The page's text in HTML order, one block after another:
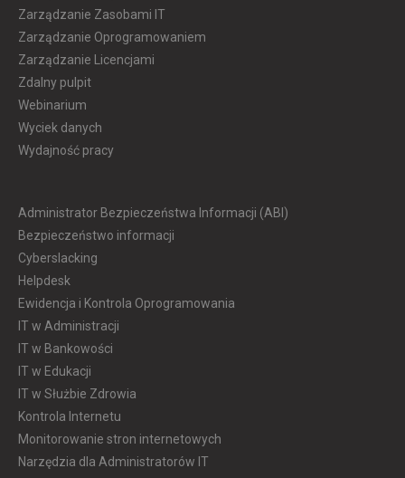
Zarządzanie Zasobami IT
Zarządzanie Oprogramowaniem
Zarządzanie Licencjami
Zdalny pulpit
Webinarium
Wyciek danych
Wydajność pracy
Administrator Bezpieczeństwa Informacji (ABI)
Bezpieczeństwo informacji
Cyberslacking
Helpdesk
Ewidencja i Kontrola Oprogramowania
IT w Administracji
IT w Bankowości
IT w Edukacji
IT w Służbie Zdrowia
Kontrola Internetu
Monitorowanie stron internetowych
Narzędzia dla Administratorów IT